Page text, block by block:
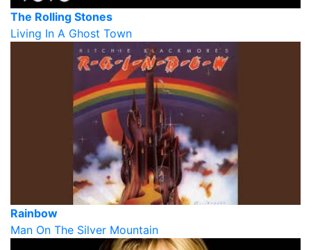
The Rolling Stones
Living In A Ghost Town
Rainbow
Man On The Silver Mountain